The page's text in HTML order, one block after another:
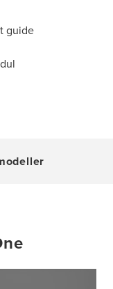
guide